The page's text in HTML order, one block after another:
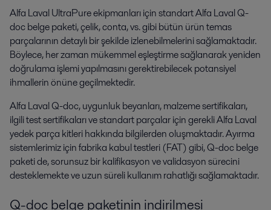
Alfa Laval UltraPure ekipmanları için standart Alfa Laval Q-
doc belge paketi, çelik, conta, vs. gibi bütün ürün temas
parçalarının detaylı bir şekilde izlenebilmelerini sağlamaktadır.
Böylece, her zaman mükemmel eşleştirme sağlanarak yeniden
doğrulama işlemi yapılmasını gerektirebilecek potansiyel
ihmallerin önüne geçilmektedir.
Alfa Laval Q-doc, uygunluk beyanları, malzeme sertifikaları,
ilgili test sertifikaları ve standart parçalar için gerekli Alfa Laval
yedek parça kitleri hakkında bilgilerden oluşmaktadır. Ayırma
sistemlerimiz için fabrika kabul testleri (FAT) gibi, Q-doc belge
paketi de, sorunsuz bir kalifikasyon ve validasyon sürecini
desteklemekte ve uzun süreli kullanım rahatlığı sağlamaktadır.
Q-doc belge paketinin indirilmesi